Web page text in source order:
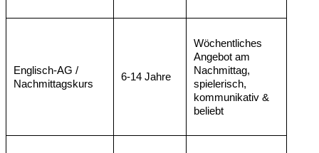
Englisch-AG /
Nachmittagskurs
6-14 Jahre
Wöchentliches
Angebot am
Nachmittag,
spielerisch,
kommunikativ &
beliebt